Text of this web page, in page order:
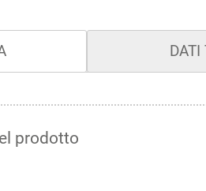
DATI
prodotto